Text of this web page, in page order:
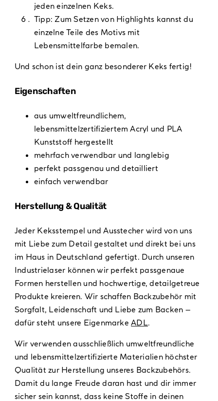
jeden einzelnen Keks.
Tipp: Zum Setzen von Highlights kannst du
einzelne Teile des Motivs mit
Lebensmittelfarbe bemalen.
Und schon ist dein ganz besonderer Keks fertig!
Eigenschaften
aus umweltfreundlichem,
lebensmittelzertifiziertem Acryl und PLA
Kunststoff hergestellt
mehrfach verwendbar und langlebig
perfekt passgenau und detailliert
einfach verwendbar
Herstellung & Qualität
Jeder Keksstempel und Ausstecher wird von uns
mit Liebe zum Detail gestaltet und direkt bei uns
im Haus in Deutschland gefertigt. Durch unseren
Industrielaser können wir perfekt passgenaue
Formen herstellen und hochwertige, detailgetreue
Produkte kreieren. Wir schaffen Backzubehör mit
Sorgfalt, Leidenschaft und Liebe zum Backen –
dafür steht unsere EigenmarkeADL.
Wir verwenden ausschließlich umweltfreundliche
und lebensmittelzertifizierte Materialien höchster
Qualität zur Herstellung unseres Backzubehörs.
Damit du lange Freude daran hast und dir immer
sicher sein kannst, dass keine Stoffe in deinen